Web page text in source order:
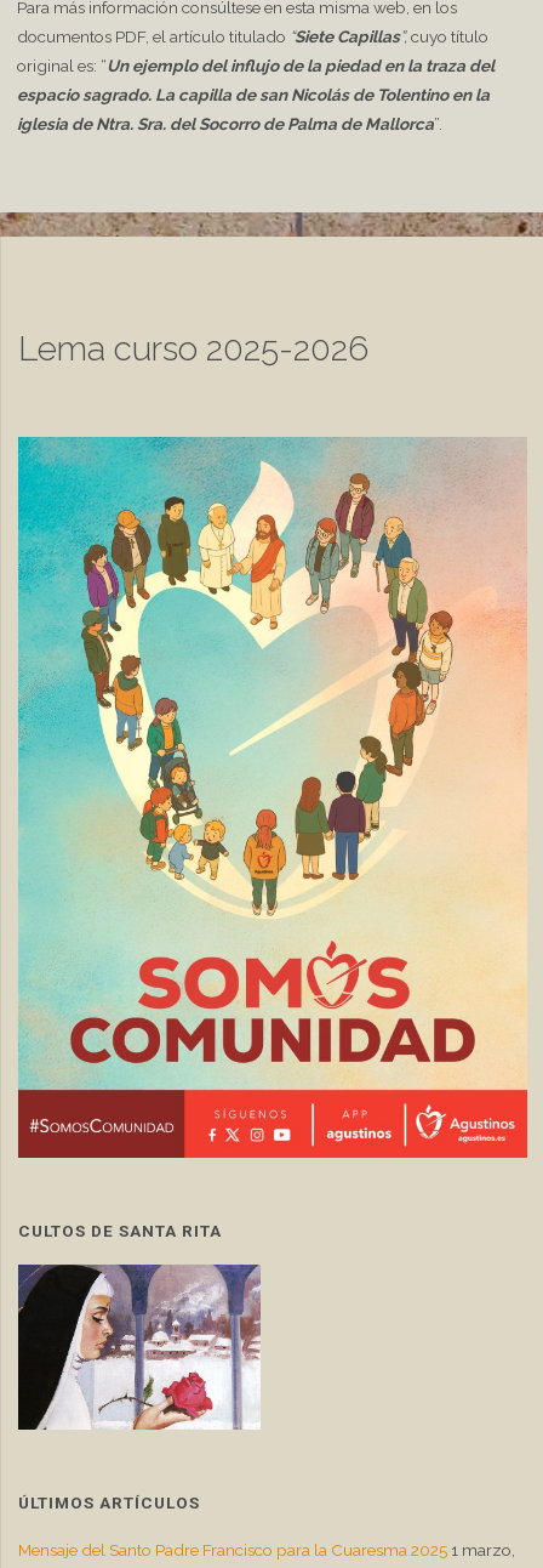
Para más información consúltese en esta misma web, en los
documentos PDF, el artículo titulado “Siete Capillas”,cuyo título
original es: “Un ejemplo del influjo de la piedad en la traza del
espacio sagrado. La capilla de san Nicolás de Tolentino en la
iglesia de Ntra. Sra. del Socorro de Palma de Mallorca”.
Lema curso 2025-2026
CULTOS DE SANTA RITA
ÚLTIMOS ARTÍCULOS
Mensaje del Santo Padre Francisco para la Cuaresma 2025 1 marzo,